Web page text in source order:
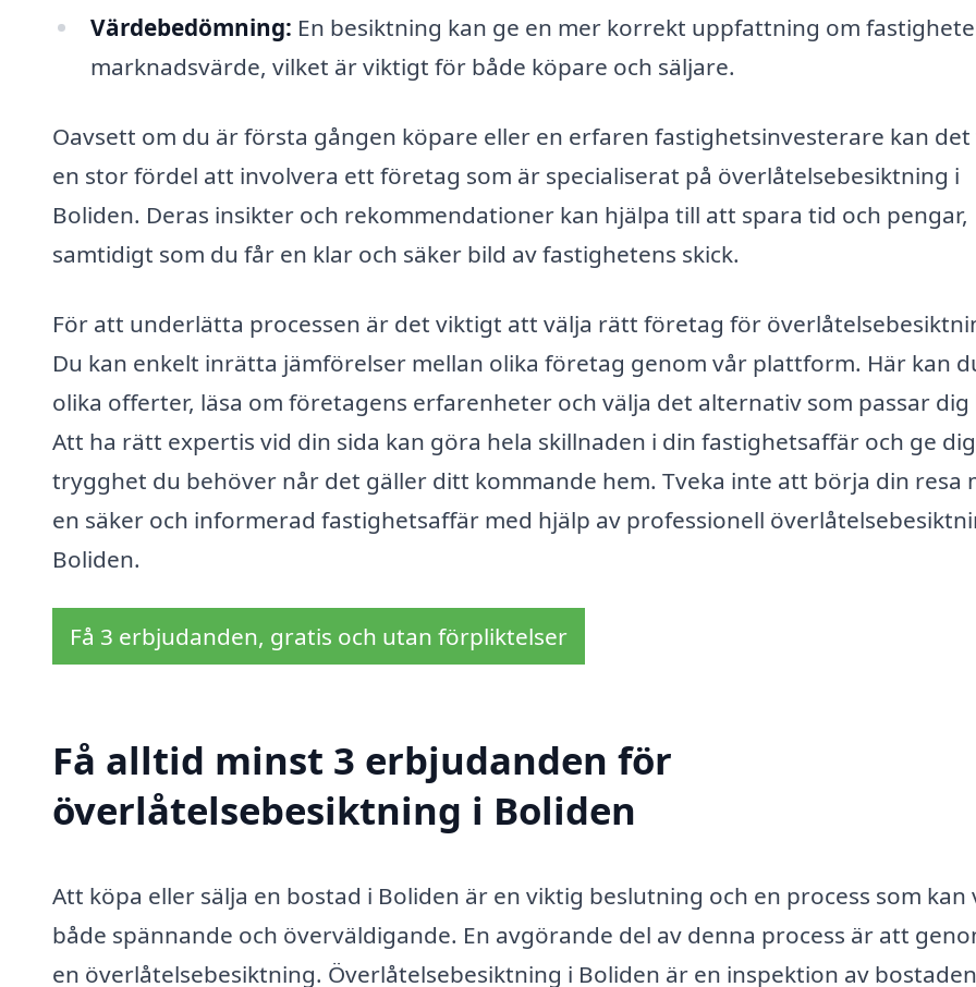
Värdebedömning: En besiktning kan ge en mer korrekt uppfattning om
marknadsvärde, vilket är viktigt för både köpare och säljare.
Oavsett om du är första gången köpare eller en erfaren fastighetsinvesterare kan det
en stor fördel att involvera ett företag som är specialiserat på överlåtelsebesiktning i
Boliden. Deras insikter och rekommendationer kan hjälpa till att spara tid och pengar,
samtidigt som du får en klar och säker bild av fastighetens skick.
För att underlätta processen är det viktigt att välja rätt företag för
Du kan enkelt inrätta jämförelser mellan olika företag genom vår plattform. Här kan
olika offerter, läsa om företagens erfarenheter och välja det alternativ som passar dig
Att ha rätt expertis vid din sida kan göra hela skillnaden i din fastighetsaffär och ge
trygghet du behöver når det gäller ditt kommande hem. Tveka inte att börja din resa
en säker och informerad fastighetsaffär med hjälp av professionell
Boliden.
Få 3 erbjudanden, gratis och utan förpliktelser
Få alltid minst 3 erbjudanden för
överlåtelsebesiktning i Boliden
Att köpa eller sälja en bostad i Boliden är en viktig beslutning och en process som kan
både spännande och överväldigande. En avgörande del av denna process är att
en överlåtelsebesiktning. Överlåtelsebesiktning i Boliden är en inspektion av